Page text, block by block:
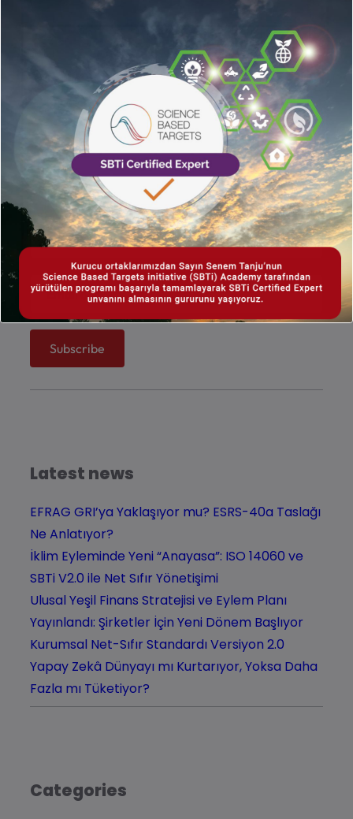
Devamını oku
Subscribe
Sign up with your email address to receive our
weekly news
Latest news
EFRAG GRI’ya Yaklaşıyor mu? ESRS-40a Taslağı
Ne Anlatıyor?
İklim Eyleminde Yeni “Anayasa”: ISO 14060 ve
SBTi V2.0 ile Net Sıfır Yönetişimi
Ulusal Yeşil Finans Stratejisi ve Eylem Planı
Yayınlandı: Şirketler İçin Yeni Dönem Başlıyor
Kurumsal Net-Sıfır Standardı Versiyon 2.0
Yapay Zekâ Dünyayı mı Kurtarıyor, Yoksa Daha
Fazla mı Tüketiyor?
Categories